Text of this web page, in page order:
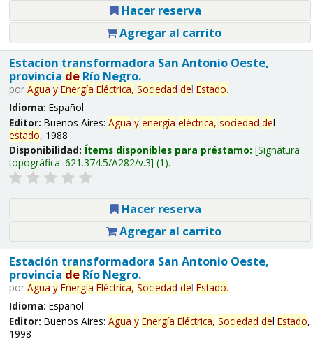
Hacer reserva
Agregar al carrito
Estacion transformadora San Antonio Oeste,
provincia deRío Negro.
por Agua y Energía Eléctrica, Sociedad del Estado.
Idioma: Español
Editor: Buenos Aires: Agua y energía eléctrica, sociedad del
estado, 1988
Disponibilidad: Ítems disponibles para préstamo: Signatura
topográfica: 621.374.5/A282/v.3 (1).
Hacer reserva
Agregar al carrito
Estación transformadora San Antonio Oeste,
provincia deRío Negro.
por Agua y Energía Eléctrica, Sociedad del Estado.
Idioma: Español
Editor: Buenos Aires: Agua y Energía Eléctrica, Sociedad del Estado,
1998